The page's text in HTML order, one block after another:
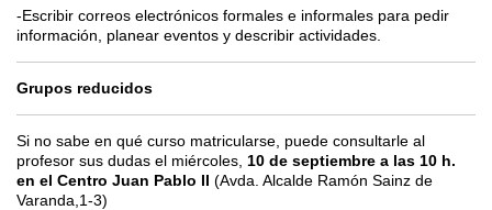
-Escribir correos electrónicos formales e informales para pedir
información, planear eventos y describir actividades.
Grupos reducidos
Si no sabe en qué curso matricularse, puede consultarle al
profesor sus dudas el miércoles, 10 de septiembre a las 10 h.
en el Centro Juan Pablo II (Avda. Alcalde Ramón Sainz de
Varanda,1-3)